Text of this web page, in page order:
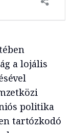
a lojális
politika
tartózkodó